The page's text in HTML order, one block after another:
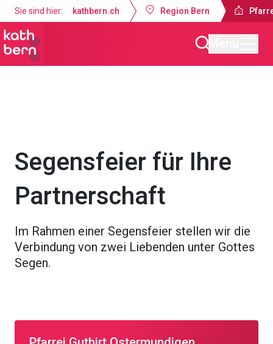
Sie sind hier: kathbern.ch Region Bern
Segensfeier für Ihre
Partnerschaft
Im Rahmen einer Segensfeier stellen wir die
Verbindung von zwei Liebenden unter Gottes
Segen.